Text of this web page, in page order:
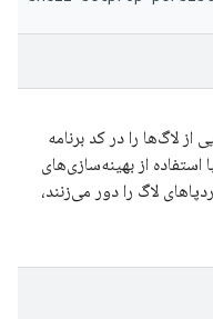
از لاگ‌ها را در کد برنامه
استفاده از بهینه‌سازی‌های
لاگ را دور می‌زنند،